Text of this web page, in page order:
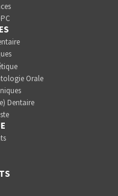
Orale
Dentaire